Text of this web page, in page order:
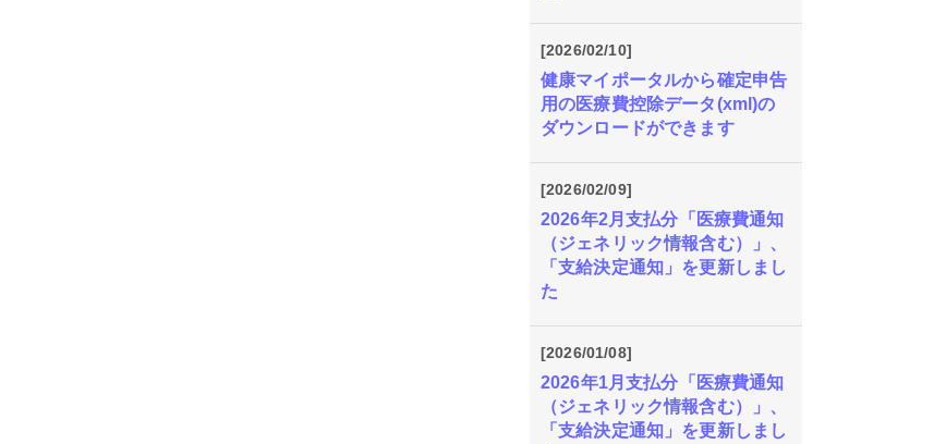
[2026/02/10]
健康マイポータルから確定申告
用の医療費控除データ(xml)の
ダウンロードができます
[2026/02/09]
2026年2月支払分「医療費通知
（ジェネリック情報含む）」、
「支給決定通知」を更新しまし
た
[2026/01/08]
2026年1月支払分「医療費通知
（ジェネリック情報含む）」、
「支給決定通知」を更新しまし